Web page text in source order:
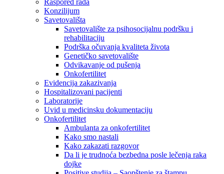
Konzilijum
Savetovališta
Savetovalište za psihosocijalnu podršku i
rehabilitaciju
Podrška očuvanja kvaliteta života
Genetičko savetovalište
Odvikavanje od pušenja
Onkofertilitet
Evidencija zakazivanja
Hospitalizovani pacijenti
Laboratorije
Uvid u medicinsku dokumentaciju
Onkofertilitet
Ambulanta za onkofertilitet
Kako smo nastali
Kako zakazati razgovor
Da li je trudnoća bezbedna posle lečenja raka
dojke